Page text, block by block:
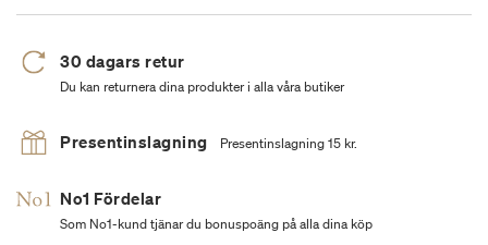
30 dagars retur
Du kan returnera dina produkter i alla våra butiker
Presentinslagning Presentinslagning 15 kr.
No1 Fördelar
Som No1-kund tjänar du bonuspoäng på alla dina köp